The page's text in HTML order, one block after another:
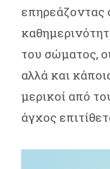
επηρεάζοντας
του σώματος,
αλλά και
μερικοί από
άγχος